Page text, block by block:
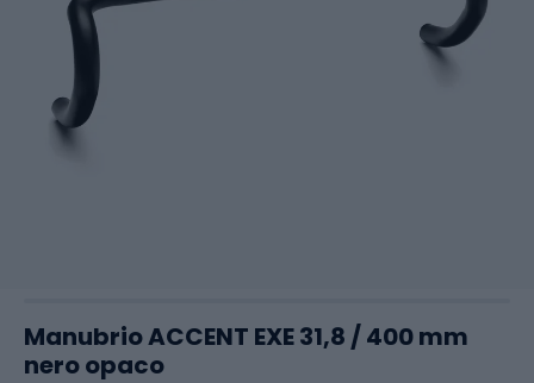
Manubrio ACCENT EXE 31,8 / 400 mm
nero opaco